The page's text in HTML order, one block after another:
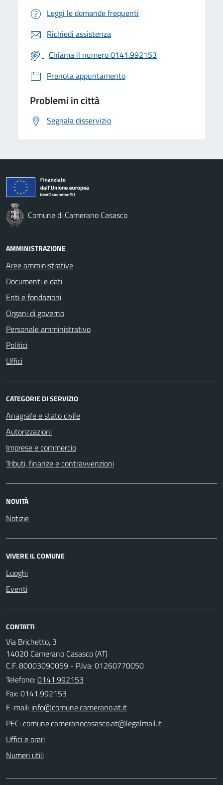
Leggi le domande frequenti
Richiedi assistenza
Chiama il numero 0141.992153
Prenota appuntamento
Problemi in città
Segnala disservizio
Comune di Camerano Casasco
AMMINISTRAZIONE
Aree amministrative
Documenti e dati
Enti e fondazioni
Organi di governo
Personale amministrativo
Politici
Uffici
CATEGORIE DI SERVIZIO
Anagrafe e stato civile
Autorizzazioni
Imprese e commercio
Tributi, finanze e contravvenzioni
NOVITÀ
Notizie
VIVERE IL COMUNE
Luoghi
Eventi
CONTATTI
Via Brichetto, 3
14020 Camerano Casasco (AT)
C.F. 80003090059 - P.Iva: 01260770050
Telefono:0141.992153
Fax: 0141.992153
E-mail:
PEC:
Uffici e orari
Numeri utili